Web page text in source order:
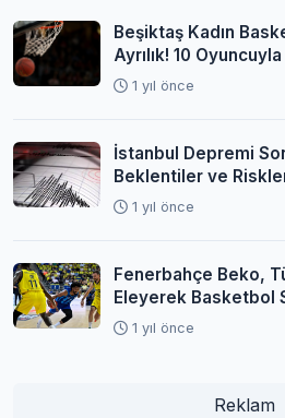
Beşiktaş Kadın
Ayrılık! 10
1 yıl önce
İstanbul Depremi
Beklentiler ve
1 yıl önce
Fenerbahçe Beko,
Eleyerek Basketbol
Yükseldi
1 yıl önce
Reklam